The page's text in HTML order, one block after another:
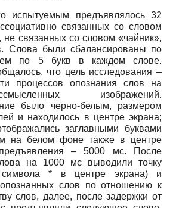
испытуемым предъявлялось 32
свя­занных со словом
не связанных со словом «чайник»,
Слова были сбалансированы по
по 5 букв в каждом слове.
что цель исследования –
процессов опознания слов на
изображений.
было черно-белым, размером
и находилось в центре экрана;
заглавными буквами
на белом фоне также в центре
– 5000 мс. После
на 1000 мс выводили точку
* в центре экрана) и
слов по отношению к
слов, далее, после задержки от